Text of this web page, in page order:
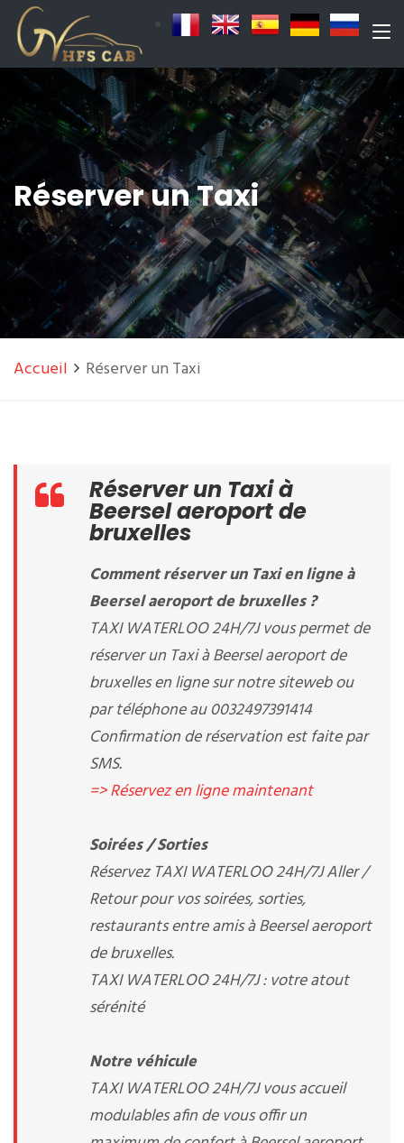
Réserver un Taxi
Accueil Réserver un Taxi
Réserver un Taxi à
Beersel aeroport de
bruxelles
Comment réserver un Taxi en ligne à
Beersel aeroport de bruxelles ?
TAXI WATERLOO 24H/7J vous permet de
réserver un Taxi à Beersel aeroport de
bruxelles en ligne sur notre siteweb ou
par téléphone au 0032497391414
Confirmation de réservation est faite par
SMS.
=> Réservez en ligne maintenant
Soirées / Sorties
Réservez TAXI WATERLOO 24H/7J Aller /
Retour pour vos soirées, sorties,
restaurants entre amis à Beersel aeroport
de bruxelles.
TAXI WATERLOO 24H/7J : votre atout
sérénité
Notre véhicule
TAXI WATERLOO 24H/7J vous accueil
modulables afin de vous offir un